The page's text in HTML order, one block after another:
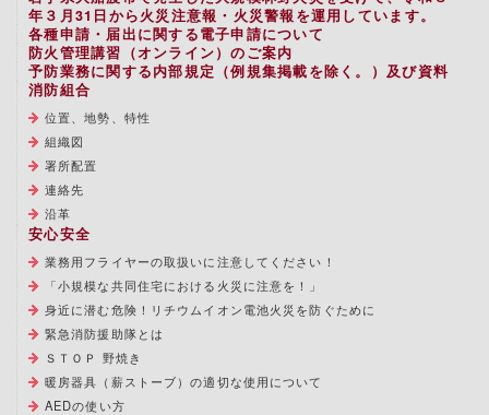
年３月31日から火災注意報・火災警報を運用しています。
各種申請・届出に関する電子申請について
防火管理講習（オンライン）のご案内
予防業務に関する内部規定（例規集掲載を除く。）及び資料
消防組合
位置、地勢、特性
組織図
署所配置
連絡先
沿革
安心安全
業務用フライヤーの取扱いに注意してください！
「小規模な共同住宅における火災に注意を！」
身近に潜む危険！リチウムイオン電池火災を防ぐために
緊急消防援助隊とは
ＳＴＯＰ 野焼き
暖房器具（薪ストーブ）の適切な使用について
AEDの使い方